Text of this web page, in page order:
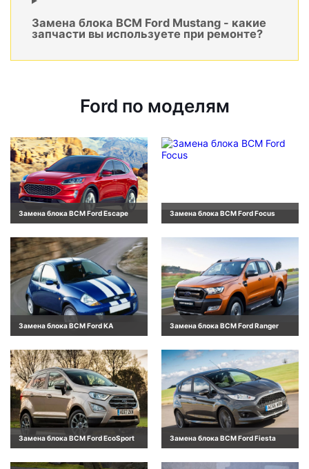
Замена блока BCM Ford Mustang - какие
запчасти вы используете при ремонте?
Ford по моделям
Замена блока BCM Ford Escape Замена блока BCM Ford Focus
Замена блока BCM Ford KA Замена блока BCM Ford Ranger
Замена блока BCM Ford EcoSport Замена блока BCM Ford Fiesta